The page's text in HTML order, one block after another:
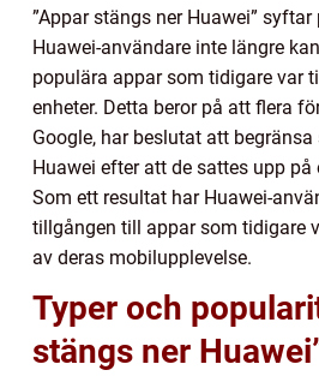
”Appar stängs ner Huawei”
Huawei-användare inte längre
populära appar som tidigare var
enheter. Detta beror på att flera
Google, har beslutat att
Huawei efter att de sattes upp på
Som ett resultat har Huawei-
tillgången till appar som tidigare
av deras mobilupplevelse.
Typer och
stängs ner